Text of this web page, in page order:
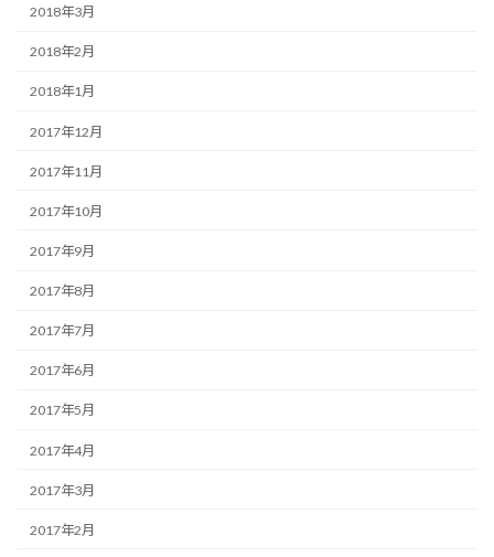
2018年3月
2018年2月
2018年1月
2017年12月
2017年11月
2017年10月
2017年9月
2017年8月
2017年7月
2017年6月
2017年5月
2017年4月
2017年3月
2017年2月